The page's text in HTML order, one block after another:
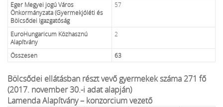
Eger Megyei jogú Város
Önkormányzata (Gyermekjóléti és
Bölcsődei Igazgatóság
57
EuroHungaricum Közhasznú
Alapítvány
2
Összesen 63
Bölcsődei ellátásban részt vevő gyermekek száma 271 fő
(2017. november 30.-i adat alapján)
Lamenda Alapítvány – konzorcium vezető